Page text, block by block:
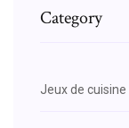
Category
Jeux de